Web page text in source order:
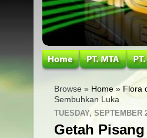
Browse » Home » Flora
Sembuhkan Luka
TUESDAY, SEPTEMBER
Getah